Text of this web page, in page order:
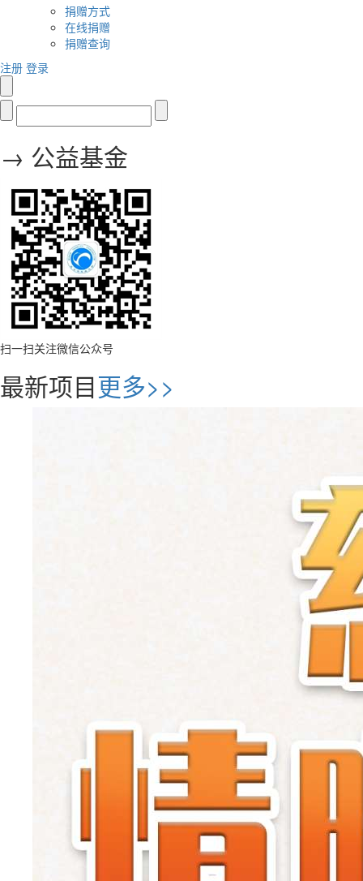
捐赠方式
在线捐赠
捐赠查询
注册 登录
→ 公益基金
扫一扫关注微信公众号
最新项目更多>>